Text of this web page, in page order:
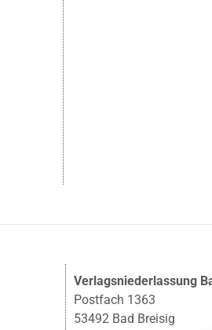
Verlagsniederlassung
Postfach 1363
53492 Bad Breisig